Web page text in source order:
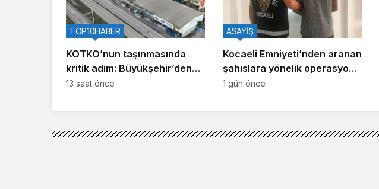
KOTKO’nun taşınmasında
kritik adım: Büyükşehir’den
kentsel dönüşüm hamlesi
TOP10HABER
13 saat önce
Kocaeli Emniyeti’nden aranan
şahıslara yönelik operasyon:
İki hükümlü yakalandı
ASAYİŞ
1 gün önce